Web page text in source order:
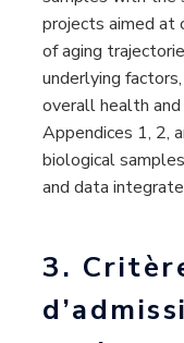
projects aimed at
of aging
underlying
overall health
Appendices 1, 2,
biological
and data
3.